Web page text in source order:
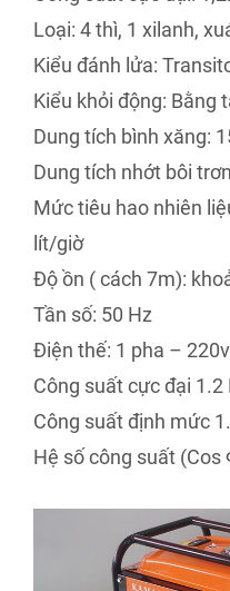
Loại: 4 thì, 1 xilanh,
Kiểu đánh lửa:
Kiểu khỏi động: Bằng
Dung tích bình xăng:
Dung tích nhớt bôi
Mức tiêu hao nhiên
lít/giờ
Độ ồn ( cách 7m):
Tần số: 50 Hz
Điện thế: 1 pha – 220v
Công suất cực đại 1.2
Công suất định mức
Hệ số công suất (Cos